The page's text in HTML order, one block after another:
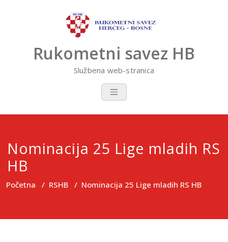
Rukometni savez HB
Službena web-stranica
Nominacija 25 Lige mladih RS
HB
Početna / RSHB / Nominacija 25 Lige mladih RS HB